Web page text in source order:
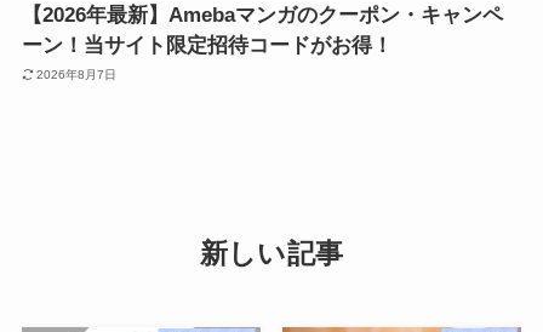
【2026年最新】Amebaマンガのクーポン・キャンペ
ーン！当サイト限定招待コードがお得！
2026年8月7日
新しい記事